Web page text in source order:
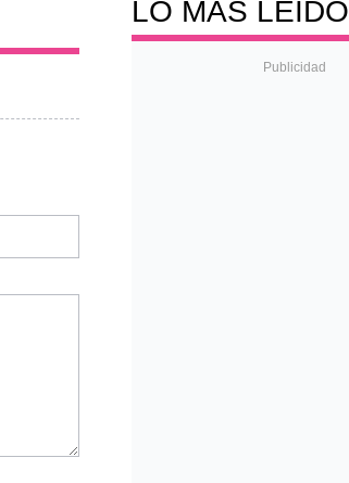
LO MÁS LEÍDO